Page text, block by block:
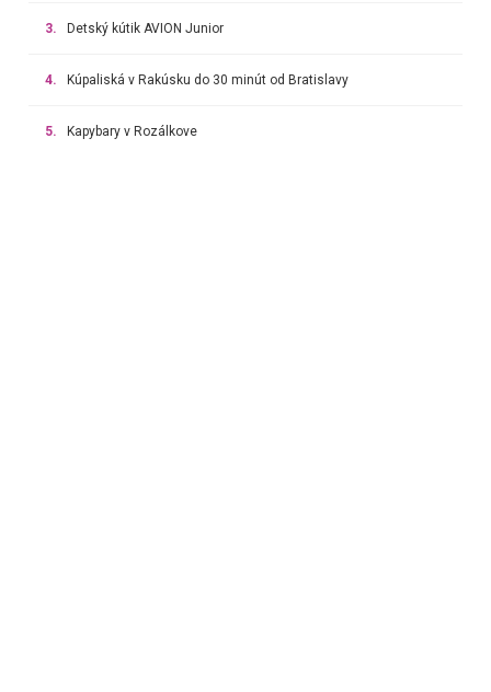
3. Detský kútik AVION Junior
4. Kúpaliská v Rakúsku do 30 minút od Bratislavy
5. Kapybary v Rozálkove